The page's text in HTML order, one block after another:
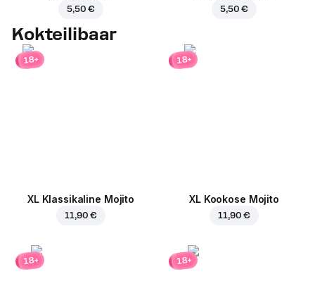
5,50 € 5,50 €
Kokteilibaar
18+
XL Klassikaline Mojito
11,90 €
18+
XL Kookose Mojito
11,90 €
18+ 18+